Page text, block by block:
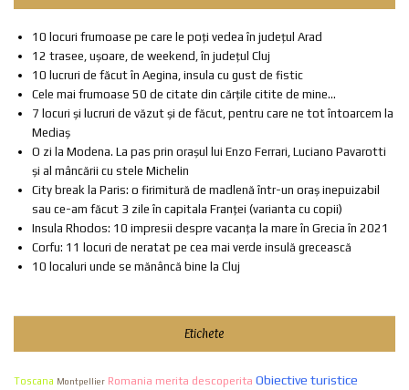
10 locuri frumoase pe care le poți vedea în județul Arad
12 trasee, ușoare, de weekend, în județul Cluj
10 lucruri de făcut în Aegina, insula cu gust de fistic
Cele mai frumoase 50 de citate din cărțile citite de mine...
7 locuri și lucruri de văzut și de făcut, pentru care ne tot întoarcem la
Mediaș
O zi la Modena. La pas prin orașul lui Enzo Ferrari, Luciano Pavarotti
și al mâncării cu stele Michelin
City break la Paris: o firimitură de madlenă într-un oraș inepuizabil
sau ce-am făcut 3 zile în capitala Franței (varianta cu copii)
Insula Rhodos: 10 impresii despre vacanța la mare în Grecia în 2021
Corfu: 11 locuri de neratat pe cea mai verde insulă grecească
10 localuri unde se mănâncă bine la Cluj
Etichete
Toscana Montpellier Romania merita descoperita Obiective turistice